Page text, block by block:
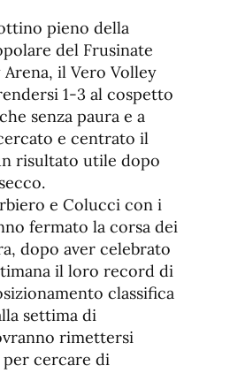
de
fuente
de
fuente.
pieno della
del Frusinate
Arena, il Vero Volley
1-3 al cospetto
senza paura e a
e centrato il
risultato utile dopo
e Colucci con i
fermato la corsa dei
dopo aver celebrato
il loro record di
classifica
settima di
rimettersi
per cercare di